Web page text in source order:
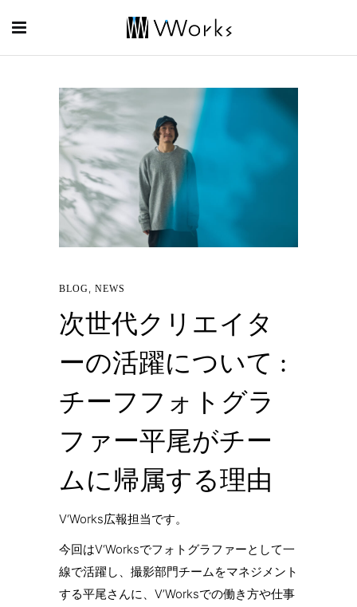
BLOG, NEWS
次世代クリエイタ
ーの活躍について :
チーフフォトグラ
ファー平尾がチー
ムに帰属する理由
V‘Works広報担当です。
今回はV‘Worksでフォトグラファーとして一
線で活躍し、撮影部門チームをマネジメント
する平尾さんに、V’Worksでの働き方や仕事